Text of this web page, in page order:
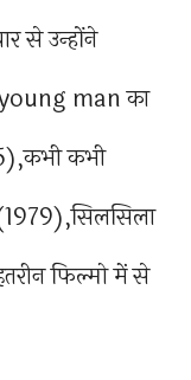
से उन्होंने
man का
कभी
फिल्मो में से